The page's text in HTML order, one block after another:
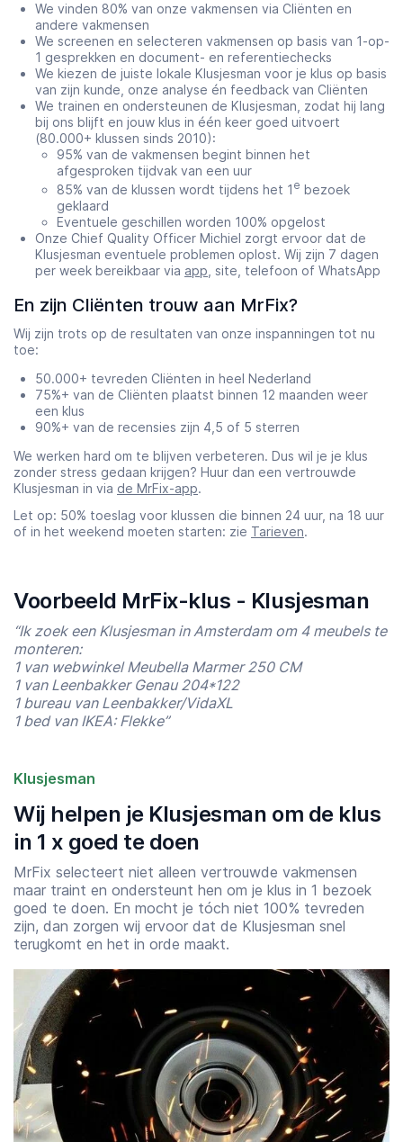
We vinden 80% van onze vakmensen via Cliënten en
andere vakmensen
We screenen en selecteren vakmensen op basis van 1-op-
1 gesprekken en document- en referentiechecks
We kiezen de juiste lokale Klusjesman voor je klus op basis
van zijn kunde, onze analyse én feedback van Cliënten
We trainen en ondersteunen de Klusjesman, zodat hij lang
bij ons blijft en jouw klus in één keer goed uitvoert
(80.000+ klussen sinds 2010):
95% van de vakmensen begint binnen het
afgesproken tijdvak van een uur
85% van de klussen wordt tijdens het 1 e bezoek
geklaard
Eventuele geschillen worden 100% opgelost
Onze Chief Quality Officer Michiel zorgt ervoor dat de
Klusjesman eventuele problemen oplost. Wij zijn 7 dagen
per week bereikbaar via app , site, telefoon of WhatsApp
En zijn Cliënten trouw aan MrFix?
Wij zijn trots op de resultaten van onze inspanningen tot nu
toe:
50.000+ tevreden Cliënten in heel Nederland
75%+ van de Cliënten plaatst binnen 12 maanden weer
een klus
90%+ van de recensies zijn 4,5 of 5 sterren
We werken hard om te blijven verbeteren. Dus wil je je klus
zonder stress gedaan krijgen? Huur dan een vertrouwde
Klusjesman in via de MrFix-app.
Let op: 50% toeslag voor klussen die binnen 24 uur, na 18 uur
of in het weekend moeten starten: zie Tarieven.
Voorbeeld MrFix-klus - Klusjesman
“Ik zoek een Klusjesman in Amsterdam om 4 meubels te
monteren:
1 van webwinkel Meubella Marmer 250 CM
1 van Leenbakker Genau 204*122
1 bureau van Leenbakker/VidaXL
1 bed van IKEA: Flekke”
Klusjesman
Wij helpen je Klusjesman om de klus
in 1 x goed te doen
MrFix selecteert niet alleen vertrouwde vakmensen
maar traint en ondersteunt hen om je klus in 1 bezoek
goed te doen. En mocht je tóch niet 100% tevreden
zijn, dan zorgen wij ervoor dat de Klusjesman snel
terugkomt en het in orde maakt.